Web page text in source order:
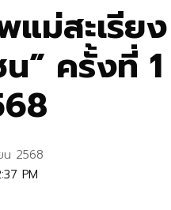
ม่สะเรีย
” ครั้งที่ 1
PM
น 2568